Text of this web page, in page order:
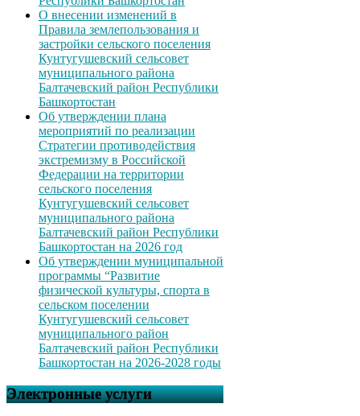
О внесении изменений в
Правила землепользования и
застройки сельского поселения
Кунтугушевский сельсовет
муниципального района
Балтачевский район Республики
Башкортостан
Об утверждении плана
мероприятий по реализации
Стратегии противодействия
экстремизму в Российской
Федерации на территории
сельского поселения
Кунтугушевский сельсовет
муниципального района
Балтачевский район Республики
Башкортостан на 2026 год
Об утверждении муниципальной
программы “Развитие
физической культуры, спорта в
сельском поселении
Кунтугушевский сельсовет
муниципального район
Балтачевский район Республики
Башкортостан на 2026-2028 годы
Электронные услуги